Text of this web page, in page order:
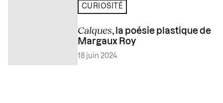
CURIOSITÉ
Calques, la poésie plastique de
Margaux Roy
18 juin 2024